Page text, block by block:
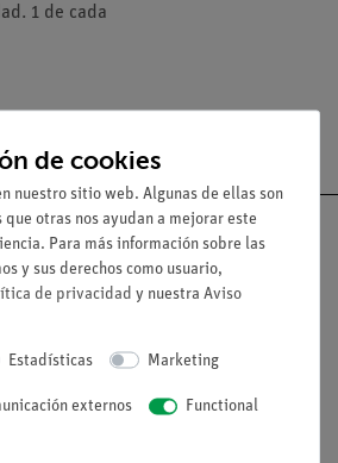
1 de cada
Nach oben
de cookies
nuestro sitio web. Algunas de ellas son
otras nos ayudan a mejorar este
Para más información sobre las
y sus derechos como usuario,
de privacidad y nuestra Aviso
Estadísticas Marketing
externos Functional